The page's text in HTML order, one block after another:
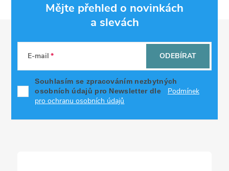
Mějte přehled o novinkách
a slevách
E-mail
Souhlasím se zpracováním nezbytných
osobních údajů pro Newsletter dle
Podmínek
pro ochranu osobních údajů
ODEBÍRAT